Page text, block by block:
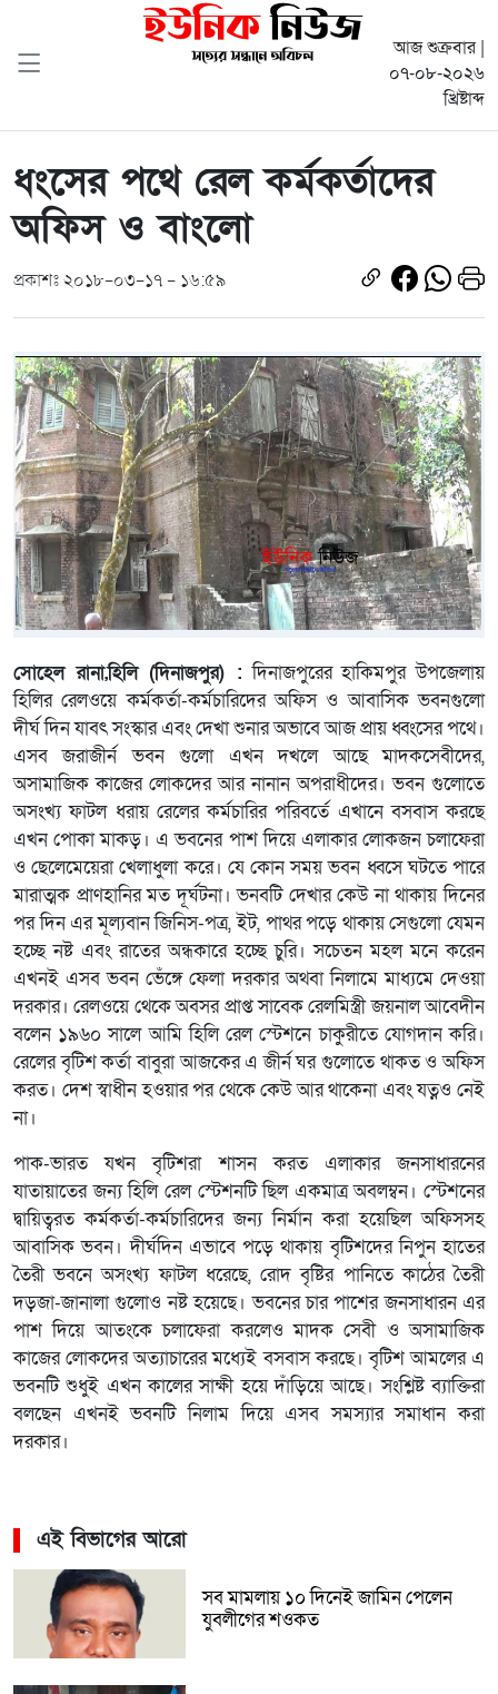
আজ শুক্রবার |
০৭-০৮-২০২৬
খ্রিষ্টাব্দ
ধংসের পথে রেল কর্মকর্তাদের
অফিস ও বাংলো
প্রকাশঃ ২০১৮-০৩-১৭ - ১৬:৫৯
সোহেল রানা,হিলি (দিনাজপুর) : দিনাজপুরের হাকিমপুর উপজেলায়
হিলির রেলওয়ে কর্মকর্তা-কর্মচারিদের অফিস ও আবাসিক ভবনগুলো
দীর্ঘ দিন যাবৎ সংস্কার এবং দেখা শুনার অভাবে আজ প্রায় ধ্বংসের পথে।
এসব জরাজীর্ন ভবন গুলো এখন দখলে আছে মাদকসেবীদের,
অসামাজিক কাজের লোকদের আর নানান অপরাধীদের। ভবন গুলোতে
অসংখ্য ফাটল ধরায় রেলের কর্মচারির পরিবর্তে এখানে বসবাস করছে
এখন পোকা মাকড়। এ ভবনের পাশ দিয়ে এলাকার লোকজন চলাফেরা
ও ছেলেমেয়েরা খেলাধুলা করে। যে কোন সময় ভবন ধ্বসে ঘটতে পারে
মারাত্মক প্রাণহানির মত দূর্ঘটনা। ভনবটি দেখার কেউ না থাকায় দিনের
পর দিন এর মূল্যবান জিনিস-পত্র, ইট, পাথর পড়ে থাকায় সেগুলো যেমন
হচ্ছে নষ্ট এবং রাতের অন্ধকারে হচ্ছে চুরি। সচেতন মহল মনে করেন
এখনই এসব ভবন ভেঁঙ্গে ফেলা দরকার অথবা নিলামে মাধ্যমে দেওয়া
দরকার। রেলওয়ে থেকে অবসর প্রাপ্ত সাবেক রেলমিস্ত্রী জয়নাল আবেদীন
বলেন ১৯৬০ সালে আমি হিলি রেল স্টেশনে চাকুরীতে যোগদান করি।
রেলের বৃটিশ কর্তা বাবুরা আজকের এ জীর্ন ঘর গুলোতে থাকত ও অফিস
করত। দেশ স্বাধীন হওয়ার পর থেকে কেউ আর থাকেনা এবং যত্নও নেই
না।
পাক-ভারত যখন বৃটিশরা শাসন করত এলাকার জনসাধারনের
যাতায়াতের জন্য হিলি রেল স্টেশনটি ছিল একমাত্র অবলম্বন। স্টেশনের
দ্বায়িত্বরত কর্মকর্তা-কর্মচারিদের জন্য নির্মান করা হয়েছিল অফিসসহ
আবাসিক ভবন। দীর্ঘদিন এভাবে পড়ে থাকায় বৃটিশদের নিপুন হাতের
তৈরী ভবনে অসংখ্য ফাটল ধরেছে, রোদ বৃষ্টির পানিতে কাঠের তৈরী
দড়জা-জানালা গুলোও নষ্ট হয়েছে। ভবনের চার পাশের জনসাধারন এর
পাশ দিয়ে আতংকে চলাফেরা করলেও মাদক সেবী ও অসামাজিক
কাজের লোকদের অত্যাচারের মধ্যেই বসবাস করছে। বৃটিশ আমলের এ
ভবনটি শুধুই এখন কালের সাক্ষী হয়ে দাঁড়িয়ে আছে। সংশ্লিষ্ট ব্যাক্তিরা
বলছেন এখনই ভবনটি নিলাম দিয়ে এসব সমস্যার সমাধান করা
দরকার।
এই বিভাগের আরো
সব মামলায় ১০ দিনেই জামিন পেলেন
যুবলীগের শওকত